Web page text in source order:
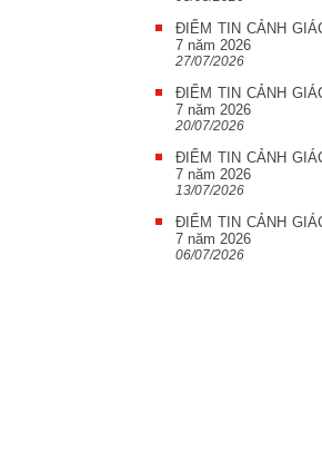
ĐIỂM TIN CẢNH
7 năm 2026
27/07/2026
ĐIỂM TIN CẢNH
7 năm 2026
20/07/2026
ĐIỂM TIN CẢNH
7 năm 2026
13/07/2026
ĐIỂM TIN CẢNH
7 năm 2026
06/07/2026